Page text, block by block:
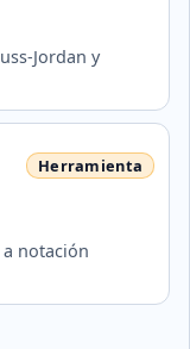
Jordan y
notación